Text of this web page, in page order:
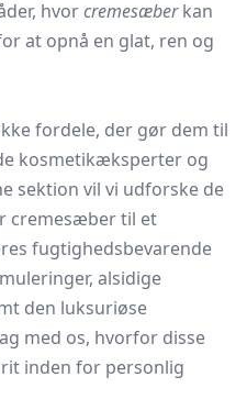
hvorcremesæberkan
at opnå en glat, ren og
fordele, der gør dem til
kosmetikæksperter og
sektion vil vi udforske de
cremesæber til et
fugtighedsbevarende
alsidige
den luksuriøse
med os, hvorfor disse
inden for personlig